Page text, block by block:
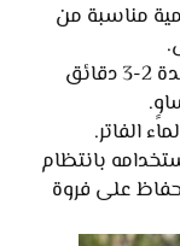
مناسبة من
: دلكي فروة الرأس بلطف لمدة 2-3 دقائق
الفاتر.
بانتظام
على فروة